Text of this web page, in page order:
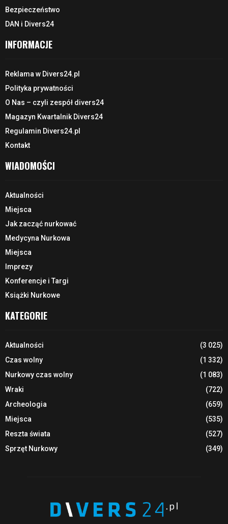
Bezpieczeństwo
DAN i Divers24
INFORMACJE
Reklama w Divers24.pl
Polityka prywatności
O Nas – czyli zespół divers24
Magazyn Kwartalnik Divers24
Regulamin Divers24.pl
Kontakt
WIADOMOŚCI
Aktualności
Miejsca
Jak zacząć nurkować
Medycyna Nurkowa
Miejsca
Imprezy
Konferencje i Targi
Książki Nurkowe
KATEGORIE
Aktualności
(3 025)
Czas wolny
(1 332)
Nurkowy czas wolny
(1 083)
Wraki
(722)
Archeologia
(659)
Miejsca
(535)
Reszta świata
(527)
Sprzęt Nurkowy
(349)